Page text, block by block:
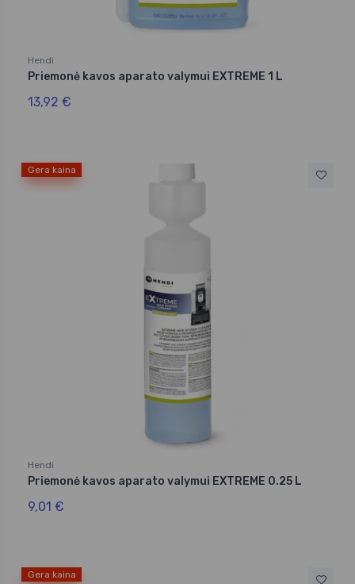
Hendi
Priemonė kavos aparato valymui EXTREME 1 L
13,92 €
Gera kaina
Hendi
Priemonė kavos aparato valymui EXTREME 0.25 L
9,01 €
Gera kaina